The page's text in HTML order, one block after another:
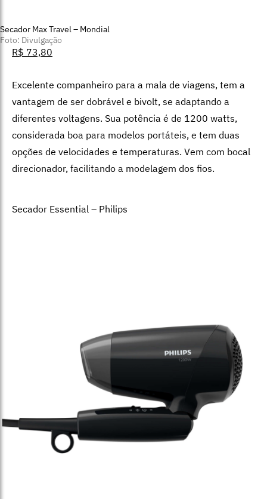
Secador Max Travel – Mondial
Foto: Divulgação
R$ 73,80
Excelente companheiro para a mala de viagens, tem a
vantagem de ser dobrável e bivolt, se adaptando a
diferentes voltagens. Sua potência é de 1200 watts,
considerada boa para modelos portáteis, e tem duas
opções de velocidades e temperaturas. Vem com bocal
direcionador, facilitando a modelagem dos fios.
Secador Essential – Philips